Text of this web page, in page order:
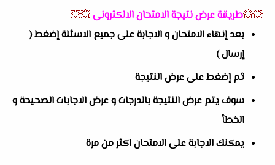
💥💥طريقة عرض نتيجة الامتحان الالكترونى💥💥
بعد إنهاء الامتحان و الاجابة على جميع الاسئلة إضغط (
إرسال )
ثم إضغط على عرض النتيجة
سوف يتم عرض النتيجة بالدرجات و عرض الاجابات الصحيحة و
الخطأ
يمكنك الاجابة على الامتحان اكثر من مرة